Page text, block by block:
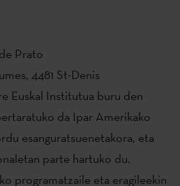
Prato
4481 St-Denis
Euskal Institutua buru den
da Ipar Amerikako
esanguratsuenetakora, eta
parte hartuko du.
programatzaile eta eragileekin